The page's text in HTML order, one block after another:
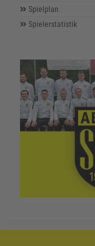
Spielplan
Spielerstatistik